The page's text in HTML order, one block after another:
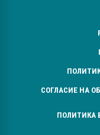
СОГЛАСИЕ НА
ПОЛИТИКА